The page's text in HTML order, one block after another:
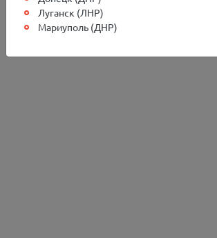
Луганск (ЛНР)
Мариуполь (ДНР)